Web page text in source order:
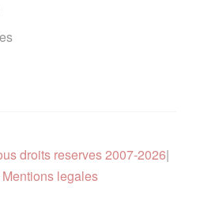
droits reserves 2007-2026|
legales